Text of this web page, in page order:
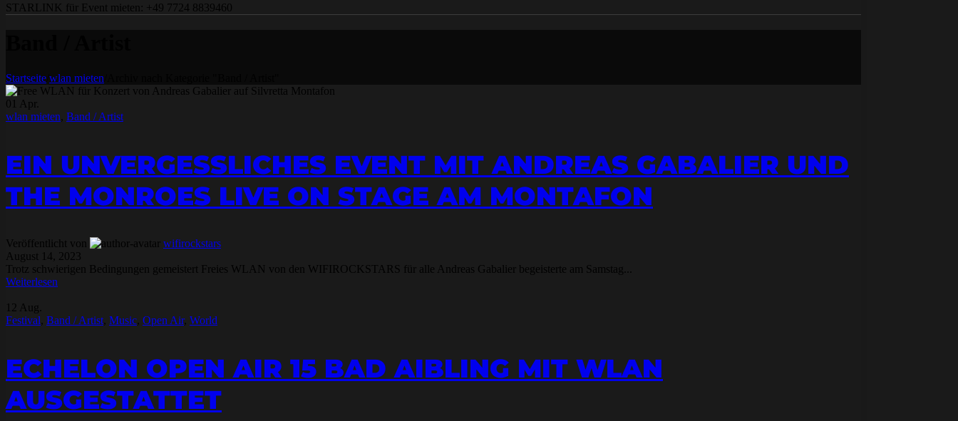
STARLINK für Event mieten: +49 7724 8839460
Startseite wlan mieten
01
Apr.
wlan mieten Band / Artist
EIN UNVERGESSLICHES EVENT MIT ANDREAS GABALIER UND
THE MONROES LIVE ON STAGE AM MONTAFON
Veröffentlicht von
wifirockstars
August 14, 2023
Trotz schwierigen Bedingungen gemeistert Freies WLAN von den WIFIROCKSTARS für alle Andreas Gabalier begeisterte am Samstag...
Weiterlesen
12 Aug.
Festival Band / Artist Music Open Air, World
ECHELON OPEN AIR 15 BAD AIBLING MIT WLAN
AUSGESTATTET